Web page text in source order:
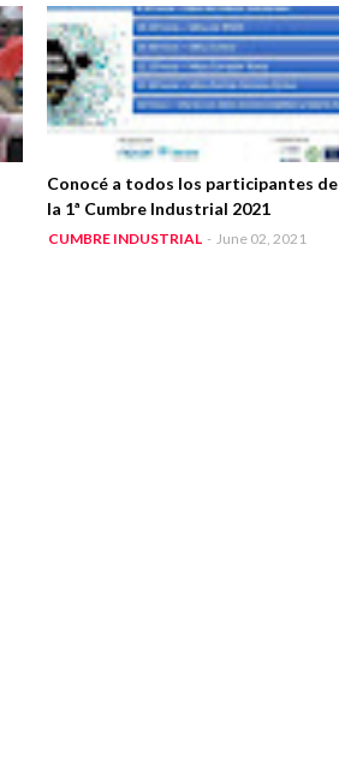
Conocé a todos los participantes de
la 1ª Cumbre Industrial 2021
CUMBRE INDUSTRIAL - June 02, 2021